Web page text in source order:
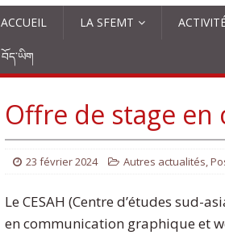
ACCUEIL LA SFEMT
བོད་ཡིག
Offre de stage en
23 février 2024 Autres actualités,
Le CESAH (Centre d’études sud-
en communication graphique et